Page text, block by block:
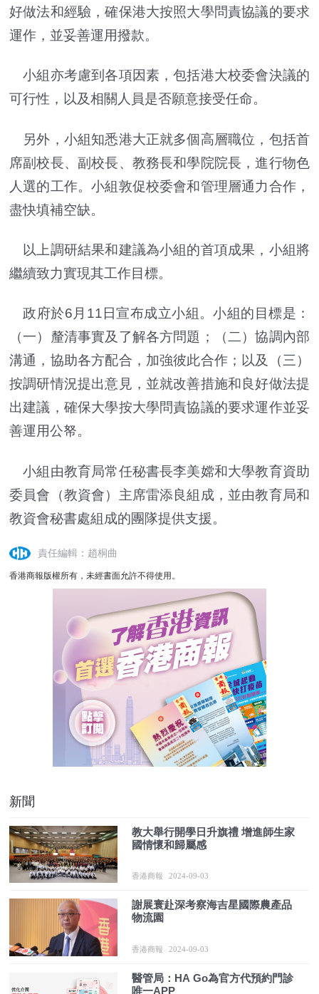
好做法和經驗，確保港大按照大學問責協議的要求
運作，並妥善運用撥款。
小組亦考慮到各項因素，包括港大校委會決議的
可行性，以及相關人員是否願意接受任命。
另外，小組知悉港大正就多個高層職位，包括首
席副校長、副校長、教務長和學院院長，進行物色
人選的工作。小組敦促校委會和管理層通力合作，
盡快填補空缺。
以上調研結果和建議為小組的首項成果，小組將
繼續致力實現其工作目標。
政府於6月11日宣布成立小組。小組的目標是：
（一）釐清事實及了解各方問題；（二）協調內部
溝通，協助各方配合，加強彼此合作；以及（三）
按調研情況提出意見，並就改善措施和良好做法提
出建議，確保大學按大學問責協議的要求運作並妥
善運用公帑。
小組由教育局常任秘書長李美嫦和大學教育資助
委員會（教資會）主席雷添良組成，並由教育局和
教資會秘書處組成的團隊提供支援。
責任編輯：趙桐曲
香港商報版權所有，未經書面允許不得使用。
新聞
教大舉行開學日升旗禮 增進師生家
國情懷和歸屬感
香港商報 2024-09-03
謝展寰赴深考察海吉星國際農產品
物流園
香港商報 2024-09-03
醫管局：HA Go為官方代預約門診
唯一APP